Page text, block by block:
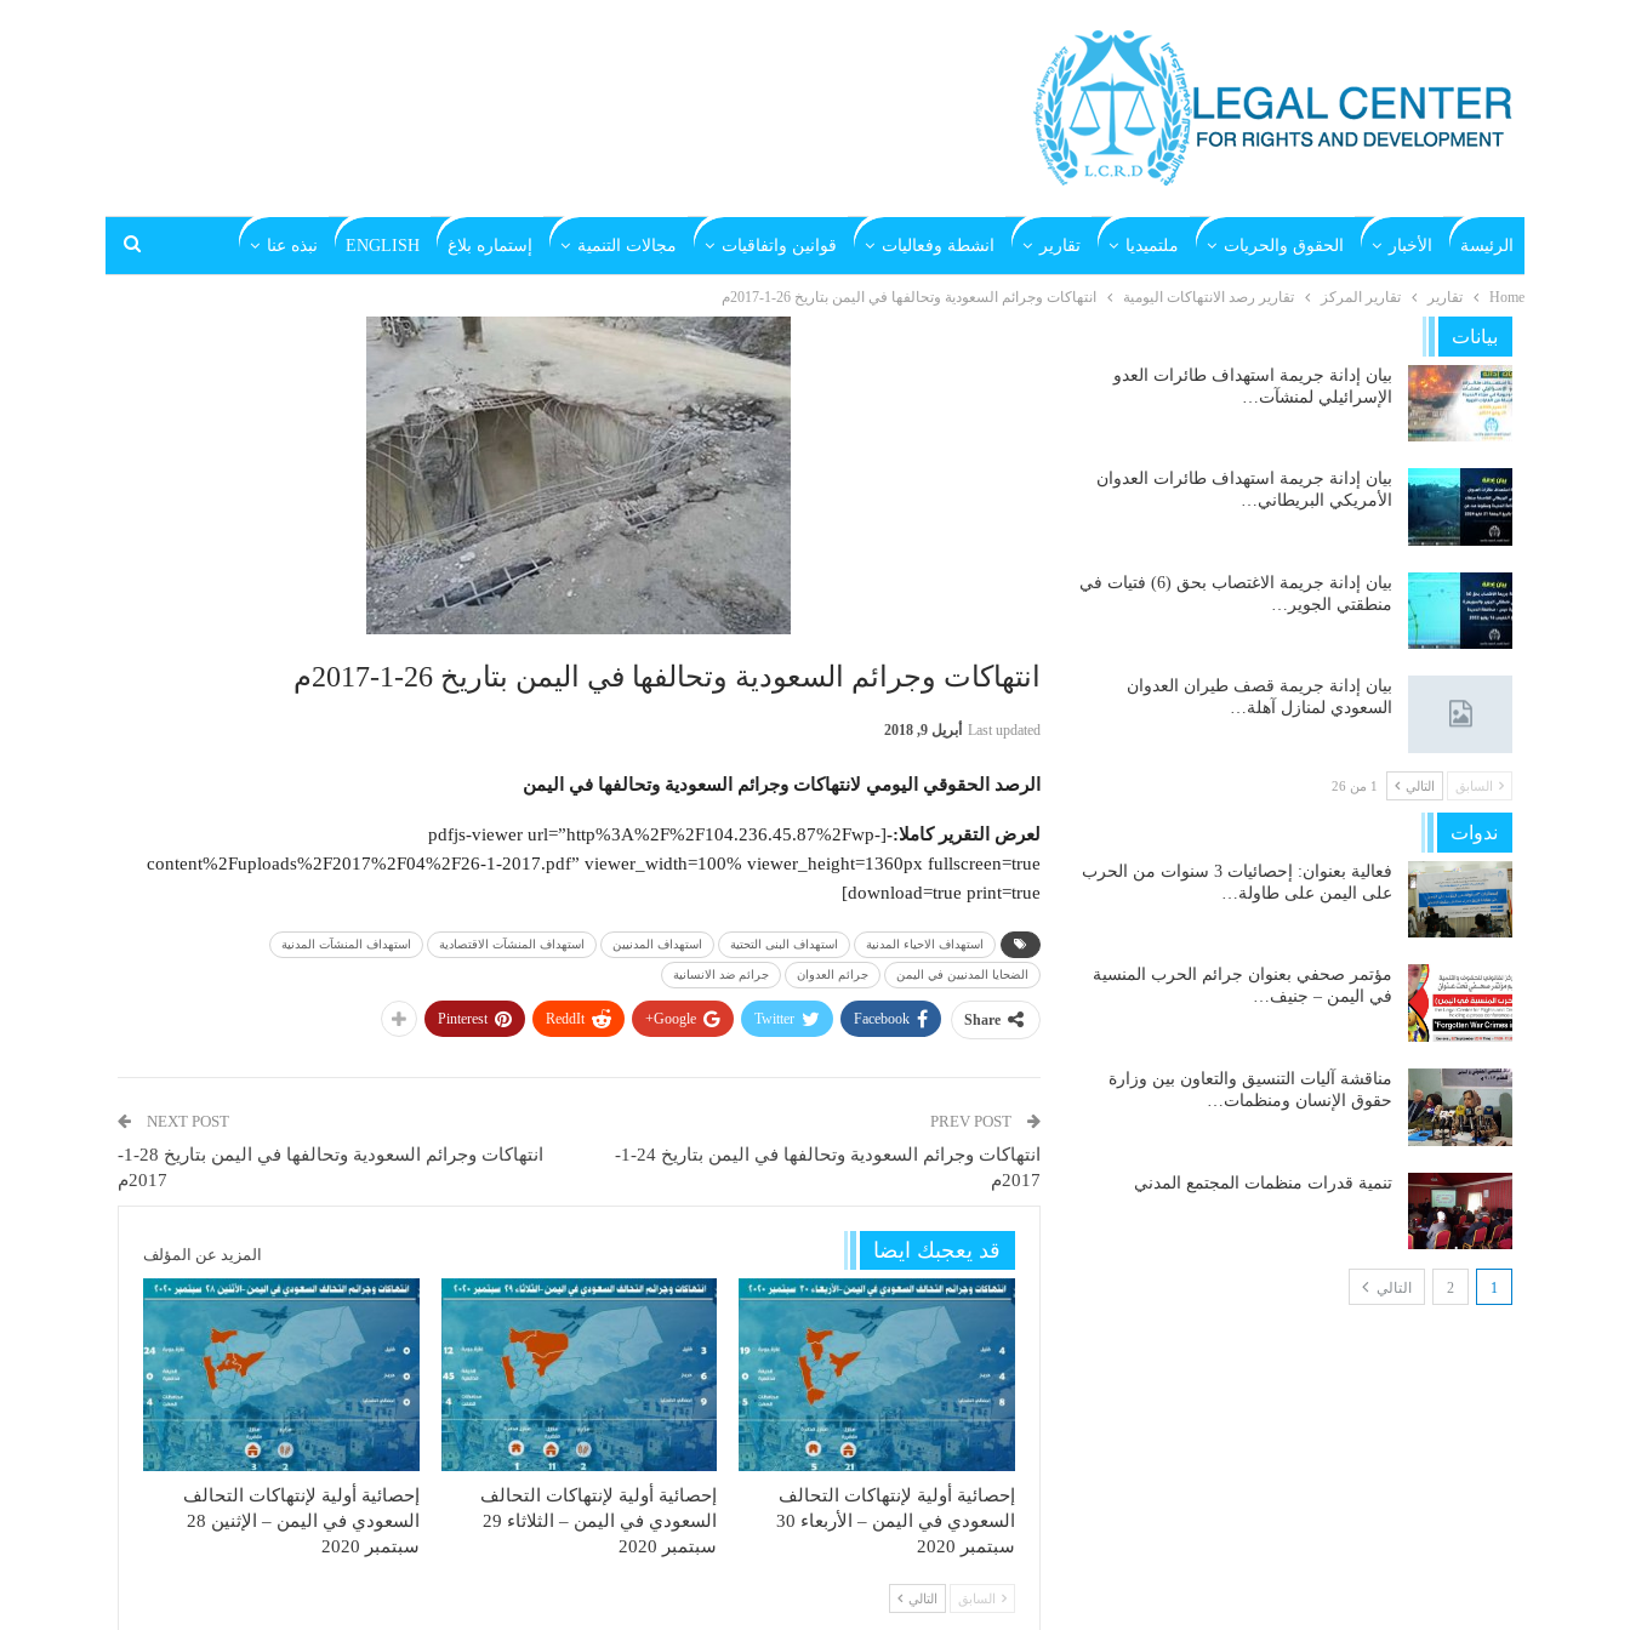
الرئيسة الأخبار الحقوق والحريات ملتميديا تقارير انشطة وفعاليات قوانين واتفاقيات مجالات التنمية إستماره بلاغ ENGLISH نبذه عنا
Home تقارير تقارير المركز تقارير رصد الانتهاكات اليومية انتهاكات وجرائم السعودية وتحالفها في اليمن بتاريخ 26-1-2017م
انتهاكات وجرائم السعودية وتحالفها في اليمن بتاريخ 26-1-2017م
Last updated أبريل 9, 2018
الرصد الحقوقي اليومي لانتهاكات وجرائم السعودية وتحالفها في اليمن
لعرض التقرير كاملا:- [pdfjs-viewer url=”http%3A%2F%2F104.236.45.87%2Fwp-
content%2Fuploads%2F2017%2F04%2F26-1-2017.pdf” viewer_width=100% viewer_height=1360px fullscreen=true
download=true print=true]
استهداف الاحياء المدنية استهداف البنى التحتية استهداف المدنيين استهداف المنشآت الاقتصادية استهداف المنشآت المدنية
الضحايا المدنيين في اليمن جرائم العدوان جرائم ضد الانسانية
Share
Facebook
Twitter
Google+
ReddIt
Pinterest
PREV POST
انتهاكات وجرائم السعودية وتحالفها في اليمن بتاريخ 24-1-
2017م
NEXT POST
انتهاكات وجرائم السعودية وتحالفها في اليمن بتاريخ 28-1-
2017م
قد يعجبك ايضا المزيد عن المؤلف
إحصائية أولية لإنتهاكات التحالف
السعودي في اليمن – الأربعاء 30
سبتمبر 2020
إحصائية أولية لإنتهاكات التحالف
السعودي في اليمن – الثلاثاء 29
سبتمبر 2020
إحصائية أولية لإنتهاكات التحالف
السعودي في اليمن – الإثنين 28
سبتمبر 2020
السابق التالي
بيانات
بيان إدانة جريمة استهداف طائرات العدو
الإسرائيلي لمنشآت…
بيان إدانة جريمة استهداف طائرات العدوان
الأمريكي البريطاني…
بيان إدانة جريمة الاغتصاب بحق (6) فتيات في
منطقتي الجوير…
بيان إدانة جريمة قصف طيران العدوان
السعودي لمنازل آهلة…
السابق التالي 1 من 26
ندوات
فعالية بعنوان: إحصائيات 3 سنوات من الحرب
على اليمن على طاولة…
مؤتمر صحفي بعنوان جرائم الحرب المنسية
في اليمن – جنيف…
مناقشة آليات التنسيق والتعاون بين وزارة
حقوق الإنسان ومنظمات…
تنمية قدرات منظمات المجتمع المدني
1
2 التالي